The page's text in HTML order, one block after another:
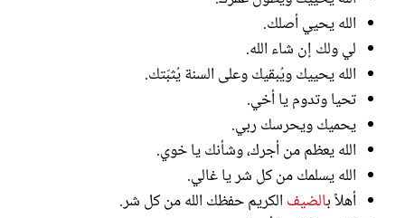
الله يحيي أصلك.
لي ولك إن شاء الله.
الله يحييك ويُبقيك وعلى السنة يُثبّتك.
تحيا وتدوم يا أخي.
يحميك ويحرسك ربي.
الله يعظم من أجرك، وشأنك يا خوي.
الله يسلمك من كل شر يا غالي.
أهلاً بالضيف الكريم حفظك الله من كل شر.